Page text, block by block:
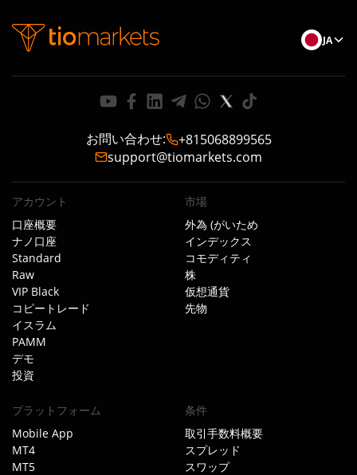
JA
お問い合わせ:
+815068899565
support@tiomarkets.com
アカウント
口座概要
ナノ口座
Standard
Raw
VIP Black
コピートレード
イスラム
PAMM
デモ
投資
市場
外為 (がいため
インデックス
コモディティ
株
仮想通貨
先物
プラットフォーム
Mobile App
MT4
MT5
条件
取引手数料概要
スプレッド
スワップ